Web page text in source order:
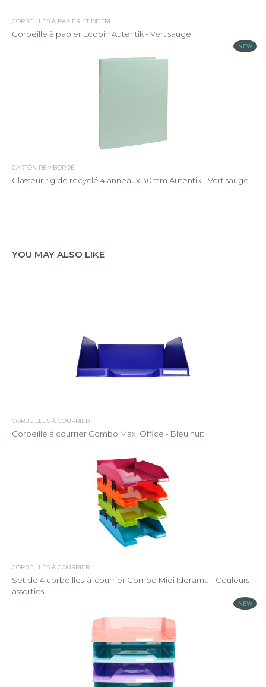
CORBEILLES À PAPIER ET DE TRI
Corbeille à papier Ecobin Autentik - Vert sauge
NEW
CARTON REMBORDÉ
Classeur rigide recyclé 4 anneaux 30mm Autentik - Vert sauge
YOU MAY ALSO LIKE
CORBEILLES À COURRIER
Corbeille à courrier Combo Maxi Office - Bleu nuit
CORBEILLES À COURRIER
Set de 4 corbeilles-à-courrier Combo Midi Iderama - Couleurs
assorties
NEW